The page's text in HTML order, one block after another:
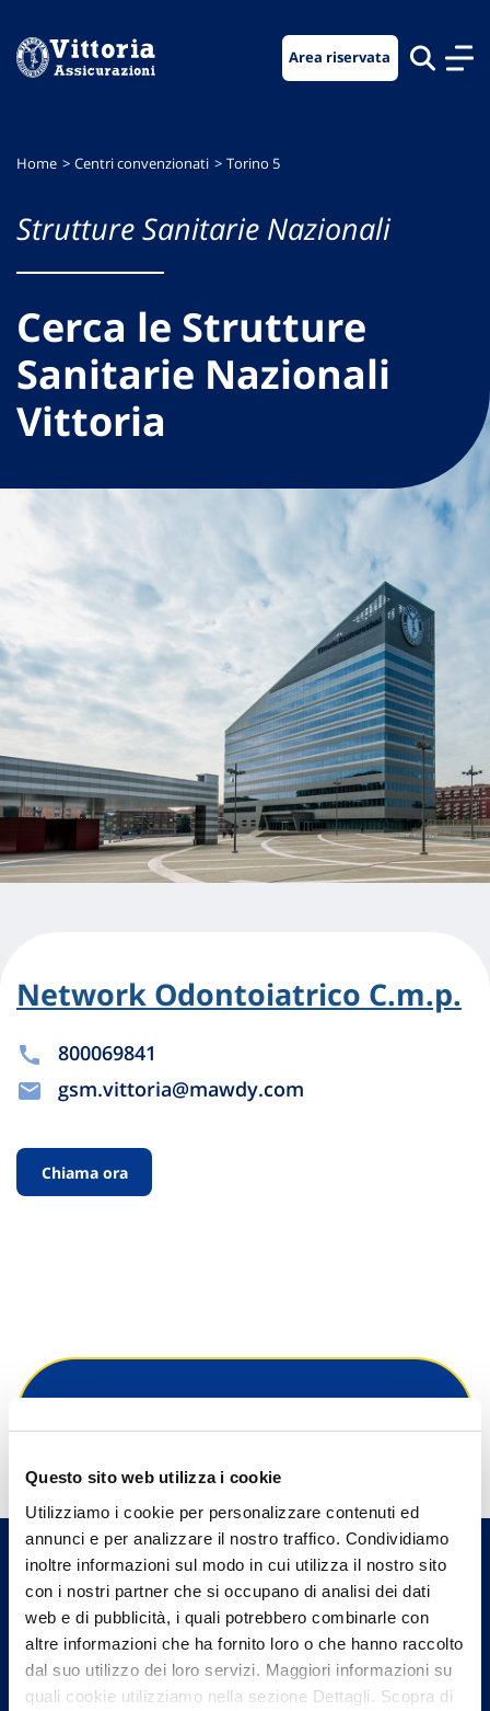
Questo sito web utilizza i cookie
Utilizziamo i cookie per personalizzare contenuti ed
annunci e per analizzare il nostro traffico. Condividiamo
inoltre informazioni sul modo in cui utilizza il nostro sito
con i nostri partner che si occupano di analisi dei dati
web e di pubblicità, i quali potrebbero combinarle con
altre informazioni che ha fornito loro o che hanno raccolto
dal suo utilizzo dei loro servizi. Maggiori informazioni su
quali cookie utilizziamo nella sezione Dettagli. Scopra di
menu
contenuto
footer
Area riservata
Home Centri convenzionati Torino 5
Strutture Sanitarie Nazionali
Cerca le Strutture
Sanitarie Nazionali
Vittoria
Network Odontoiatrico C.m.p.
800069841
gsm.vittoria@mawdy.com
Chiama ora
Hai bisogno di
informazioni?
Trova l'Agenzia più vicina a te e parla con
un nostro Agente.
Contattaci